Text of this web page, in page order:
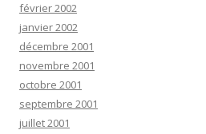
février 2002
janvier 2002
décembre 2001
novembre 2001
octobre 2001
septembre 2001
juillet 2001